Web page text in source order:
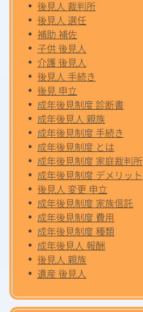
後見人 裁判所
後見人 選任
補助 補佐
子供 後見人
介護 後見人
後見人 手続き
後見 申立
成年後見制度 診断書
成年後見人 親族
成年後見制度 手続き
成年後見制度 とは
成年後見制度 家庭裁判所
成年後見制度 デメリット
後見人 変更 申立
成年後見制度 家族信託
成年後見制度 費用
成年後見制度 種類
成年後見人 報酬
後見人 親族
遺産 後見人